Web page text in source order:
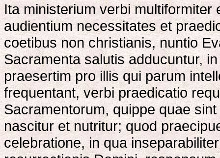
Ita ministerium verbi
audientium necessitates et
coetibus non christianis, nuntio
Sacramenta salutis adducuntur,
praesertim pro illis qui parum
frequentant, verbi praedicatio
Sacramentorum, quippe quae
nascitur et nutritur; quod
celebratione, in qua